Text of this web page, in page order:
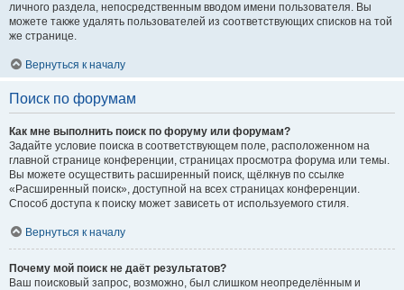
личного раздела, непосредственным вводом имени пользователя. Вы
можете также удалять пользователей из соответствующих списков на той
же странице.
Вернуться к началу
Поиск по форумам
Как мне выполнить поиск по форуму или форумам?
Задайте условие поиска в соответствующем поле, расположенном на
главной странице конференции, страницах просмотра форума или темы.
Вы можете осуществить расширенный поиск, щёлкнув по ссылке
«Расширенный поиск», доступной на всех страницах конференции.
Способ доступа к поиску может зависеть от используемого стиля.
Вернуться к началу
Почему мой поиск не даёт результатов?
Ваш поисковый запрос, возможно, был слишком неопределённым и